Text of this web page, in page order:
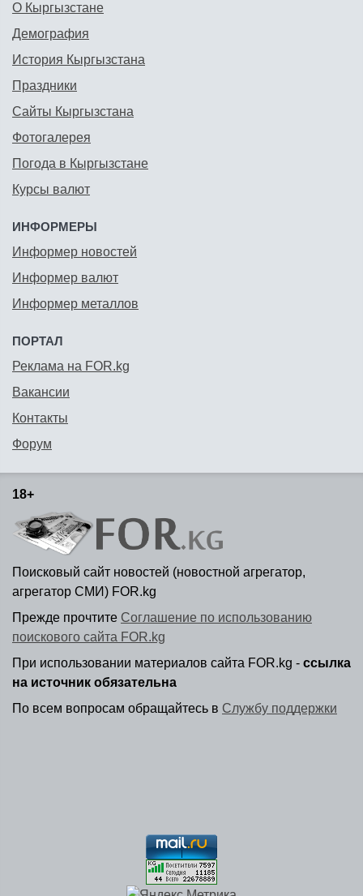
О Кыргызстане
Демография
История Кыргызстана
Праздники
Сайты Кыргызстана
Фотогалерея
Погода в Кыргызстане
Курсы валют
ИНФОРМЕРЫ
Информер новостей
Информер валют
Информер металлов
ПОРТАЛ
Реклама на FOR.kg
Вакансии
Контакты
Форум
18+
Поисковый сайт новостей (новостной агрегатор,
агрегатор СМИ) FOR.kg
Прежде прочтите Соглашение по использованию
поискового сайта FOR.kg
При использовании материалов сайта FOR.kg - ссылка
на источник обязательна
По всем вопросам обращайтесь в Службу поддержки